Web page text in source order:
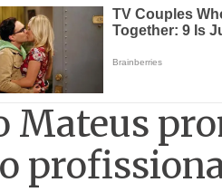
Mateus